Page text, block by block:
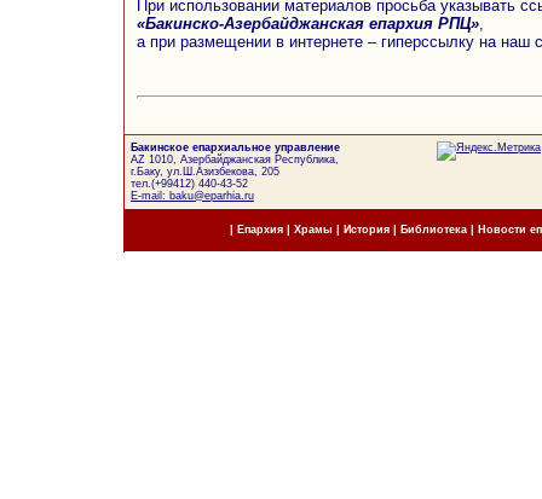
При использовании материалов просьба указывать
«Бакинско-Азербайджанская епархия РПЦ»
а при размещении в интернете – гиперссылку на наш
Бакинское епархиальное управление
AZ 1010, Азербайджанская Республика,
г.Баку, ул.Ш.Азизбекова, 205
тел.(+99412) 440-43-52
E-mail: baku@eparhia.ru
Епархия| Храмы История| Библиотека Новости